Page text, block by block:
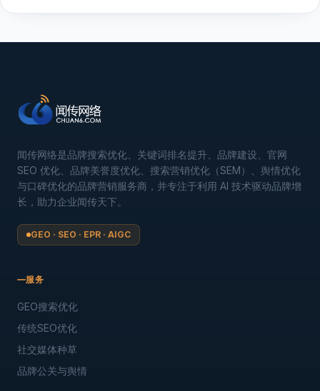
闻传网络是品牌搜索优化、关键词排名提升、品牌建设、官网
SEO 优化、品牌美誉度优化、搜索营销优化（SEM）、舆情优化
与口碑优化的品牌营销服务商，并专注于利用 AI 技术驱动品牌增
长，助力企业闻传天下。
GEO · SEO · EPR · AIGC
服务
GEO搜索优化
传统SEO优化
社交媒体种草
品牌公关与舆情